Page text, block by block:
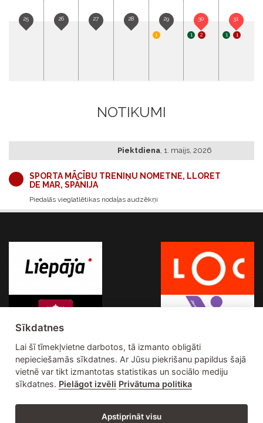
25 26 27 28 29
1
30
1 2
31
1 1
NOTIKUMI
Piektdiena, 1. maijs, 2026
SPORTA MĀCĪBU TRENIŅU NOMETNE, LLORET
DE MAR, SPĀNIJA
Piedalās vieglatlētikas nodaļas audzēkņi
Sīkdatnes
Lai šī tīmekļvietne darbotos, tā izmanto obligāti
nepieciešamās sīkdatnes. Ar Jūsu piekrišanu papildus šajā
vietnē var tikt izmantotas statistikas un sociālo mediju
sīkdatnes. Pielāgot izvēli Privātuma politika
Apstiprināt visu